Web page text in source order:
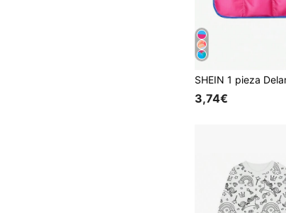
3,74€